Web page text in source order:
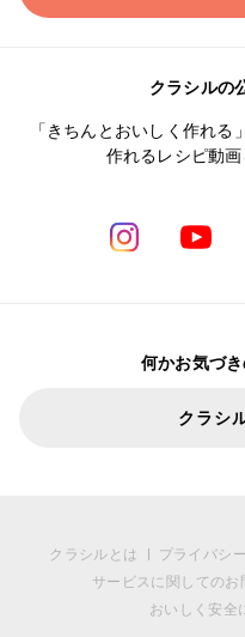
クラシルの
「きちんとおいしく作れる
作れるレシピ動画
何かお気づ
クラシ
クラシルとは プライバシ
サービスに関してのお
おいしく安全